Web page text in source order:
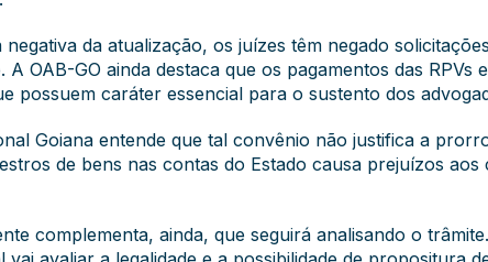
negativa da atualização, os juízes têm negado
A OAB-GO ainda destaca que os pagamentos das
possuem caráter essencial para o sustento dos
Goiana entende que tal convênio não justifica a
de bens nas contas do Estado causa prejuízos
complementa, ainda, que seguirá analisando o